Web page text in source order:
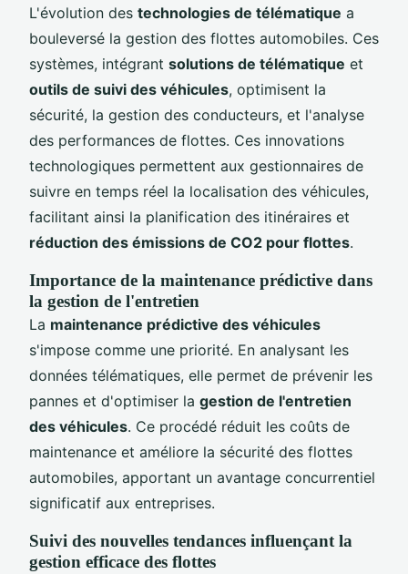
L'évolution des technologies de télématique a
bouleversé la gestion des flottes automobiles. Ces
systèmes, intégrant solutions de télématique et
outils de suivi des véhicules, optimisent la
sécurité, la gestion des conducteurs, et l'analyse
des performances de flottes. Ces innovations
technologiques permettent aux gestionnaires de
suivre en temps réel la localisation des véhicules,
facilitant ainsi la planification des itinéraires et
réduction des émissions de CO2 pour flottes.
Importance de la maintenance prédictive dans
la gestion de l'entretien
La maintenance prédictive des véhicules
s'impose comme une priorité. En analysant les
données télématiques, elle permet de prévenir les
pannes et d'optimiser la gestion de l'entretien
des véhicules. Ce procédé réduit les coûts de
maintenance et améliore la sécurité des flottes
automobiles, apportant un avantage concurrentiel
significatif aux entreprises.
Suivi des nouvelles tendances influençant la
gestion efficace des flottes